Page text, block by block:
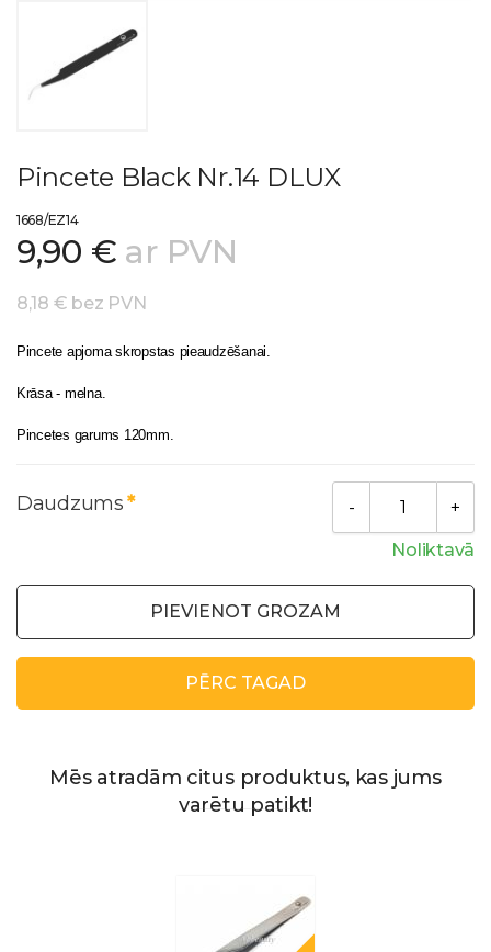
Pincete Black Nr.14 DLUX
1668/EZ14
9,90 € ar PVN
8,18 € bez PVN
Pincete apjoma skropstas pieaudzēšanai.
Krāsa - melna.
Pincetes garums 120mm.
Daudzums
Noliktavā
PIEVIENOT GROZAM
PĒRC TAGAD
Mēs atradām citus produktus, kas jums
varētu patikt!